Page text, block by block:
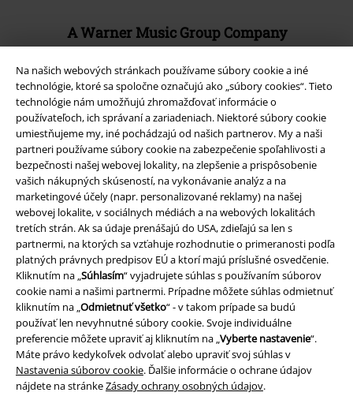
Na našich webových stránkach používame súbory cookie a iné
technológie, ktoré sa spoločne označujú ako „súbory cookies“. Tieto
technológie nám umožňujú zhromažďovať informácie o
používateľoch, ich správaní a zariadeniach. Niektoré súbory cookie
umiestňujeme my, iné pochádzajú od našich partnerov. My a naši
partneri používame súbory cookie na zabezpečenie spoľahlivosti a
bezpečnosti našej webovej lokality, na zlepšenie a prispôsobenie
vašich nákupných skúseností, na vykonávanie analýz a na
marketingové účely (napr. personalizované reklamy) na našej
webovej lokalite, v sociálnych médiách a na webových lokalitách
tretích strán. Ak sa údaje prenášajú do USA, zdieľajú sa len s
partnermi, na ktorých sa vzťahuje rozhodnutie o primeranosti podľa
platných právnych predpisov EÚ a ktorí majú príslušné osvedčenie.
Kliknutím na „Súhlasím“ vyjadrujete súhlas s používaním súborov
cookie nami a našimi partnermi. Prípadne môžete súhlas odmietnuť
kliknutím na „Odmietnuť všetko“ - v takom prípade sa budú
používať len nevyhnutné súbory cookie. Svoje individuálne
preferencie môžete upraviť aj kliknutím na „Vyberte nastavenie“.
Máte právo kedykoľvek odvolať alebo upraviť svoj súhlas v
Nastavenia súborov cookie. Ďalšie informácie o ochrane údajov
nájdete na stránkeZásady ochrany osobných údajov.
A Warner Music Group Company
Právne informácie
Podmienky
Imprint
Ochrana osobných údajov
Likvidácia odpadu a ochrana životného prostredia